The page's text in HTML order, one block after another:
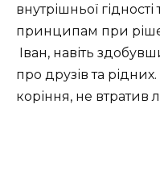
внутрішньої гідності
принципам при
Іван, навіть
про друзів та
коріння, не втратив